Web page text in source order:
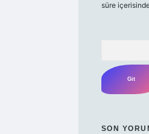
süre
SON